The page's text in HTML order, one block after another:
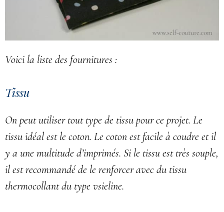
Voici la liste des fournitures :
Tissu
On peut utiliser tout type de tissu pour ce projet. Le
tissu idéal est le coton. Le coton est facile à coudre et il
y a une multitude d’imprimés. Si le tissu est très souple,
il est recommandé de le renforcer avec du tissu
thermocollant du type vsieline.